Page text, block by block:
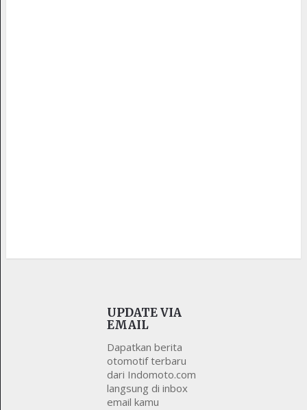
UPDATE VIA
EMAIL
Dapatkan berita
otomotif terbaru
dari Indomoto.com
langsung di inbox
email kamu